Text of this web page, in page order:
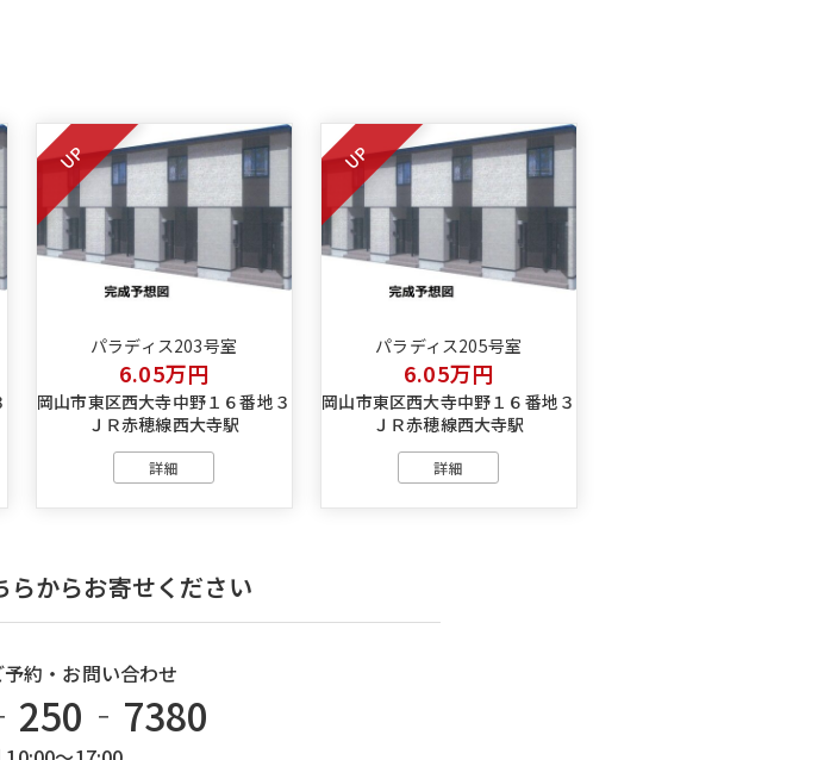
UP
パラディス203号室
6.05万円
岡山市東区西大寺中野１６番地３
ＪＲ赤穂線西大寺駅
詳細
UP
パラディス205号室
6.05万円
岡山市東区西大寺中野１６番地３
ＪＲ赤穂線西大寺駅
詳細
らからお寄せください
約・お問い合わせ